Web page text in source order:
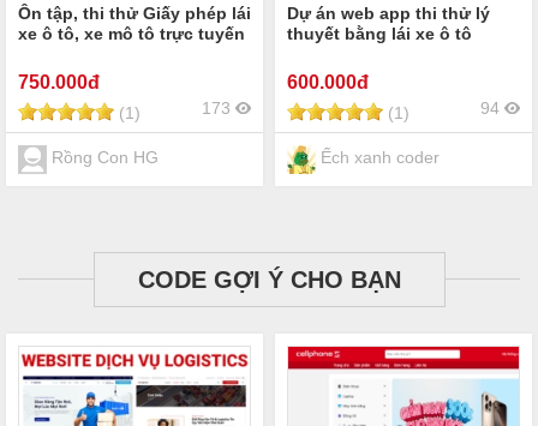
Ôn tập, thi thử Giấy phép lái
xe ô tô, xe mô tô trực tuyến
750.000đ
(1) 173
Rồng Con HG
Dự án web app thi thử lý
thuyết bằng lái xe ô tô
600.000đ
(1) 94
Ếch xanh coder
CODE GỢI Ý CHO BẠN